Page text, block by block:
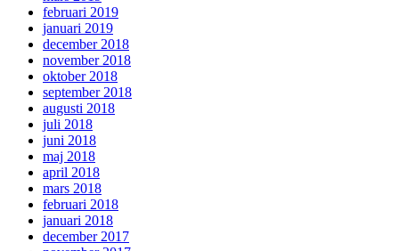
februari 2019
januari 2019
december 2018
november 2018
oktober 2018
september 2018
augusti 2018
juli 2018
juni 2018
maj 2018
april 2018
mars 2018
februari 2018
januari 2018
december 2017